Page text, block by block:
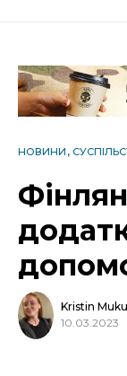
НОВИНИ
Kristin
10.03.2023